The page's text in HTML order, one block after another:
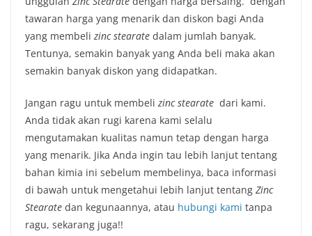
tawaran harga yang menarik dan diskon bagi Anda
yang membeli zinc stearate dalam jumlah banyak.
Tentunya, semakin banyak yang Anda beli maka akan
semakin banyak diskon yang didapatkan.
Jangan ragu untuk membeli zinc stearate dari kami.
Anda tidak akan rugi karena kami selalu
mengutamakan kualitas namun tetap dengan harga
yang menarik. Jika Anda ingin tau lebih lanjut tentang
bahan kimia ini sebelum membelinya, baca informasi
di bawah untuk mengetahui lebih lanjut tentang Zinc
Stearate dan kegunaannya, atau hubungi kami tanpa
ragu, sekarang juga!!